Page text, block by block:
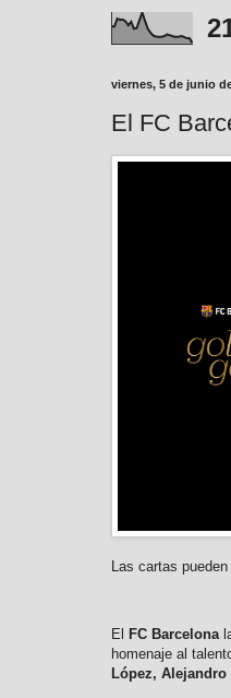
viernes, 5 de junio
El FC
Las cartas
El FC Barcelona
homenaje al
López,